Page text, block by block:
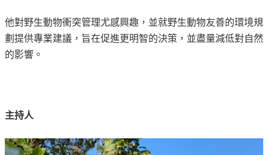
他對野生動物衝突管理尤感興趣，並就野生動物友善的環境規
劃提供專業建議，旨在促進更明智的決策，並盡量減低對自然
的影響。
主持人